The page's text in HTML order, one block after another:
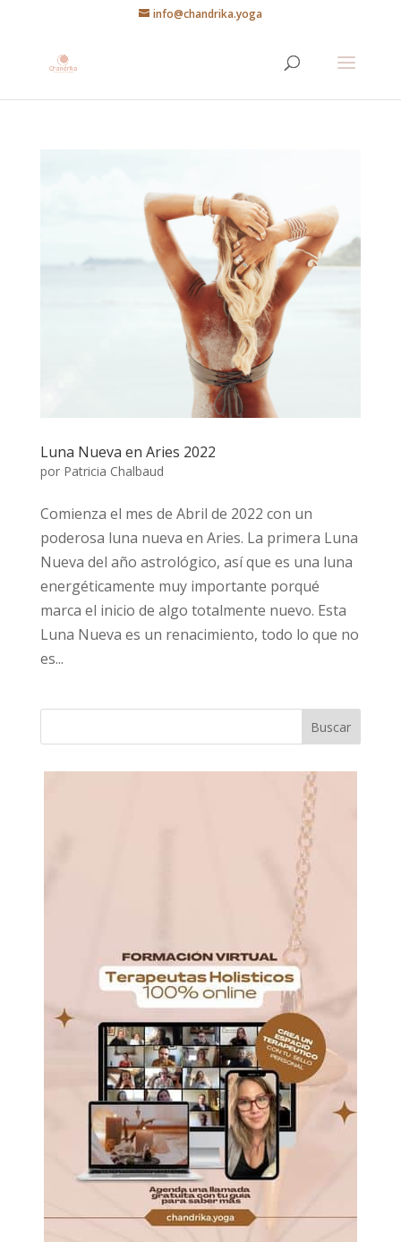
info@chandrika.yoga
Luna Nueva en Aries 2022
por Patricia Chalbaud
Comienza el mes de Abril de 2022 con un
poderosa luna nueva en Aries. La primera Luna
Nueva del año astrológico, así que es una luna
energéticamente muy importante porqué
marca el inicio de algo totalmente nuevo. Esta
Luna Nueva es un renacimiento, todo lo que no
es...